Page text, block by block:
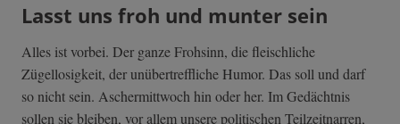
Lasst uns froh und munter sein
Alles ist vorbei. Der ganze Frohsinn, die fleischliche
Zügellosigkeit, der unübertreffliche Humor. Das soll und darf
so nicht sein. Aschermittwoch hin oder her. Im Gedächtnis
sollen sie bleiben, vor allem unsere politischen Teilzeitnarren,